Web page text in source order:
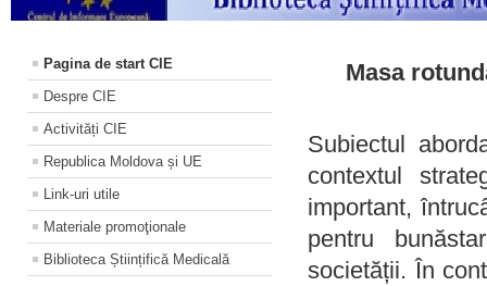
Pagina de start CIE
Despre CIE
Activități CIE
Republica Moldova și UE
Link-uri utile
Materiale promoţionale
Biblioteca Științifică Medicală
Masa
Subiectul
contextul
important,
pentru
societății. În